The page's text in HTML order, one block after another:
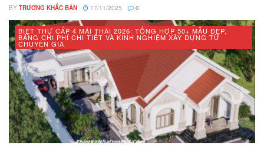
BY TRƯƠNG KHẮC BẢN 17/11/2025 0
BIỆT THỰ CẤP 4 MÁI THÁI 2026: TỔNG HỢP 50+ MẪU ĐẸP,
BẢNG CHI PHÍ CHI TIẾT VÀ KINH NGHIỆM XÂY DỰNG TỪ
CHUYÊN GIA